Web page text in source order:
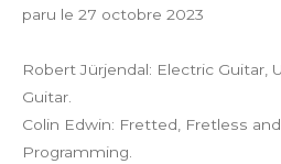
paru le 27 octobre 2023
Robert Jürjendal: Electric Guitar,
Guitar.
Colin Edwin: Fretted, Fretless
Programming.